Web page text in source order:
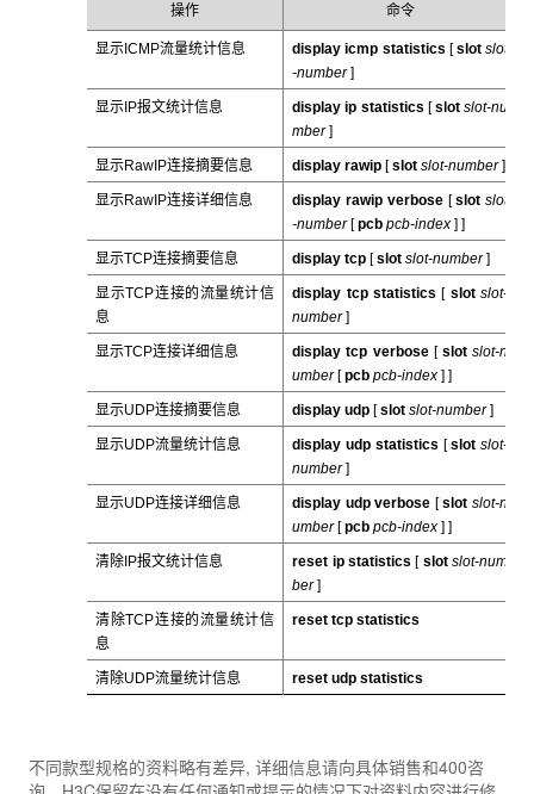
操作 命令
显示ICMP流量统计信息 display icmp statistics [ slot slot
-number ]
显示IP报文统计信息 display ip statistics [ slot slot-nu
mber ]
显示RawIP连接摘要信息 display rawip [ slot slot-number ]
显示RawIP连接详细信息 display rawip verbose [ slot slot
-number [ pcb pcb-index ] ]
显示TCP连接摘要信息 display tcp [ slot slot-number ]
显示TCP连接的流量统计信
息
display tcp statistics [ slot slot-
number ]
显示TCP连接详细信息 display tcp verbose [ slot slot-n
umber [ pcb pcb-index ] ]
显示UDP连接摘要信息 display udp [ slot slot-number ]
显示UDP流量统计信息 display udp statistics [ slot slot-
number ]
显示UDP连接详细信息 display udp verbose [ slot slot-n
umber [ pcb pcb-index ] ]
清除IP报文统计信息 reset ip statistics [ slot slot-num
ber ]
清除TCP连接的流量统计信
息
reset tcp statistics
清除UDP流量统计信息 reset udp statistics
不同款型规格的资料略有差异, 详细信息请向具体销售和400咨